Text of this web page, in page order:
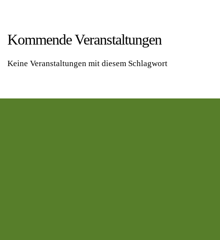
Kommende Veranstaltungen
Keine Veranstaltungen mit diesem Schlagwort